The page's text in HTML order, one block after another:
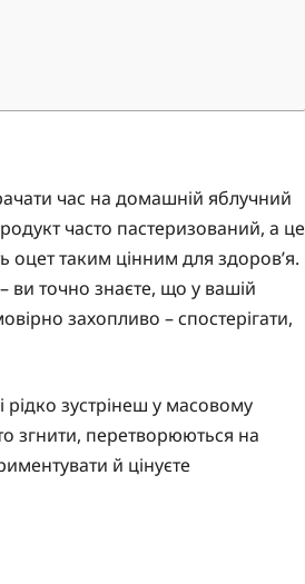
час на домашній яблучний
часто пастеризований, а це
оцет таким цінним для здоров’я.
ви точно знаєте, що у вашій
захопливо – спостерігати,
зустрінеш у масовому
згнити, перетворюються на
й цінуєте